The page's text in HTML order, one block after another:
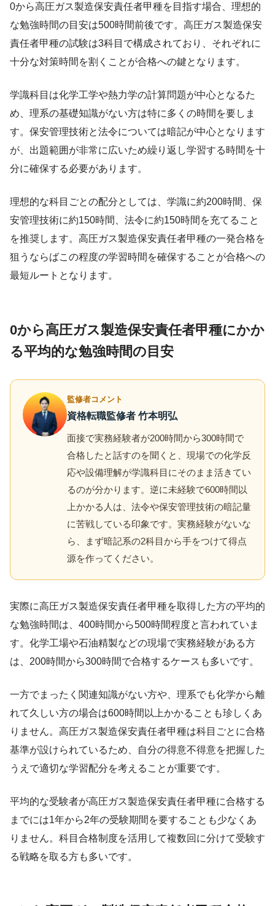
0から高圧ガス製造保安責任者甲種を目指す場合、理想的
な勉強時間の目安は500時間前後です。高圧ガス製造保安
責任者甲種の試験は3科目で構成されており、それぞれに
十分な対策時間を割くことが合格への鍵となります。
学識科目は化学工学や熱力学の計算問題が中心となるた
め、理系の基礎知識がない方は特に多くの時間を要しま
す。保安管理技術と法令については暗記が中心となります
が、出題範囲が非常に広いため繰り返し学習する時間を十
分に確保する必要があります。
理想的な科目ごとの配分としては、学識に約200時間、保
安管理技術に約150時間、法令に約150時間を充てること
を推奨します。高圧ガス製造保安責任者甲種の一発合格を
狙うならばこの程度の学習時間を確保することが合格への
最短ルートとなります。
0から高圧ガス製造保安責任者甲種にかか
る平均的な勉強時間の目安
監修者コメント
資格転職監修者 竹本明弘
面接で実務経験者が200時間から300時間で
合格したと話すのを聞くと、現場での化学反
応や設備理解が学識科目にそのまま活きてい
るのが分かります。逆に未経験で600時間以
上かかる人は、法令や保安管理技術の暗記量
に苦戦している印象です。実務経験がないな
ら、まず暗記系の2科目から手をつけて得点
源を作ってください。
実際に高圧ガス製造保安責任者甲種を取得した方の平均的
な勉強時間は、400時間から500時間程度と言われていま
す。化学工場や石油精製などの現場で実務経験がある方
は、200時間から300時間で合格するケースも多いです。
一方でまったく関連知識がない方や、理系でも化学から離
れて久しい方の場合は600時間以上かかることも珍しくあ
りません。高圧ガス製造保安責任者甲種は科目ごとに合格
基準が設けられているため、自分の得意不得意を把握した
うえで適切な学習配分を考えることが重要です。
平均的な受験者が高圧ガス製造保安責任者甲種に合格する
までには1年から2年の受験期間を要することも少なくあ
りません。科目合格制度を活用して複数回に分けて受験す
る戦略を取る方も多いです。